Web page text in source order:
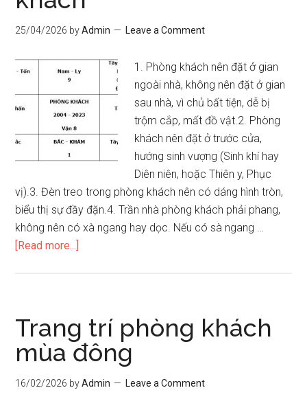
25/04/2026 byAdmin Leave a Comment
1. Phòng khách nên đặt ở gian
ngoài nhà, không nên đặt ở gian
sau nhà, vì chủ bất tiện, dễ bị
trộm cắp, mất đồ vật.2. Phòng
khách nên đặt ở trước cửa,
hướng sinh vượng (Sinh khí hay
Diên niên, hoặc Thiên y, Phục
vị).3. Đèn treo trong phòng khách nên có dáng hình tròn,
biểu thị sự đầy đặn.4. Trần nhà phòng khách phải phang,
không nên có xà ngang hay dọc. Nếu có sà ngang …
[Read more...]
lưu
ý
về
thủy
Trang trí phòng khách
mùa đông
16/02/2026 byAdmin Leave a Comment